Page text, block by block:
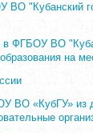
"Кубанский
ФГБОУ ВО
на
«КубГУ» из